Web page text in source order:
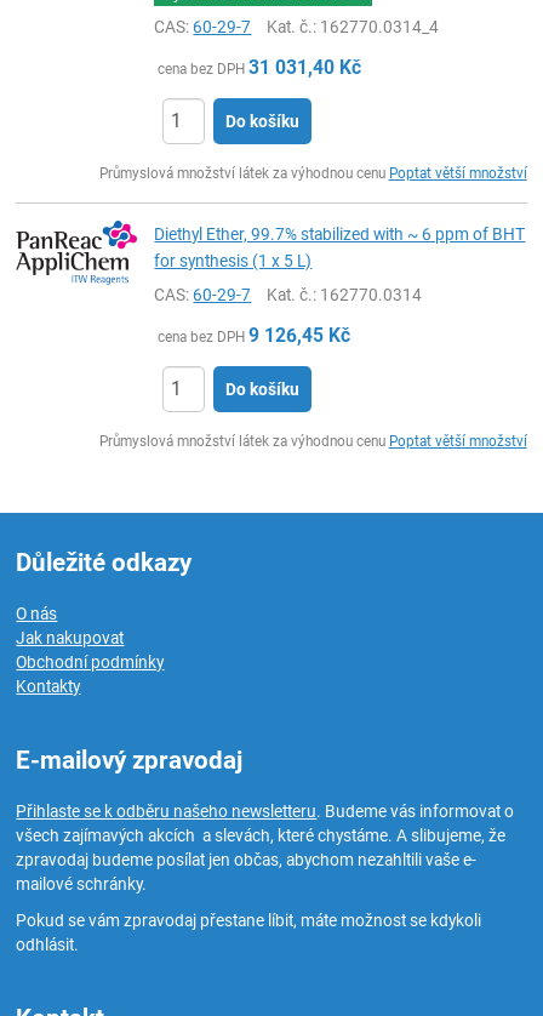
CAS:60-29-7 Kat. č.: 162770.0314_4
cena bez DPH 31 031,40 Kč
Do košíku
Průmyslová množství látek za výhodnou cenu Poptat větší množství
Diethyl Ether, 99.7% stabilized with ~ 6 ppm of BHT
for synthesis (1 x 5 L)
CAS:60-29-7 Kat. č.: 162770.0314
cena bez DPH 9 126,45 Kč
Do košíku
Průmyslová množství látek za výhodnou cenu Poptat větší množství
Důležité odkazy
O nás
Jak nakupovat
Obchodní podmínky
Kontakty
E-mailový zpravodaj
Přihlaste se k odběru našeho newsletteru. Budeme vás informovat o
všech zajímavých akcích a slevách, které chystáme. A slibujeme, že
zpravodaj budeme posílat jen občas, abychom nezahltili vaše e-
mailové schránky.
Pokud se vám zpravodaj přestane líbit, máte možnost se kdykoli
odhlásit.